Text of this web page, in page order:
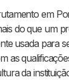
em
do que um
usada para
as
da